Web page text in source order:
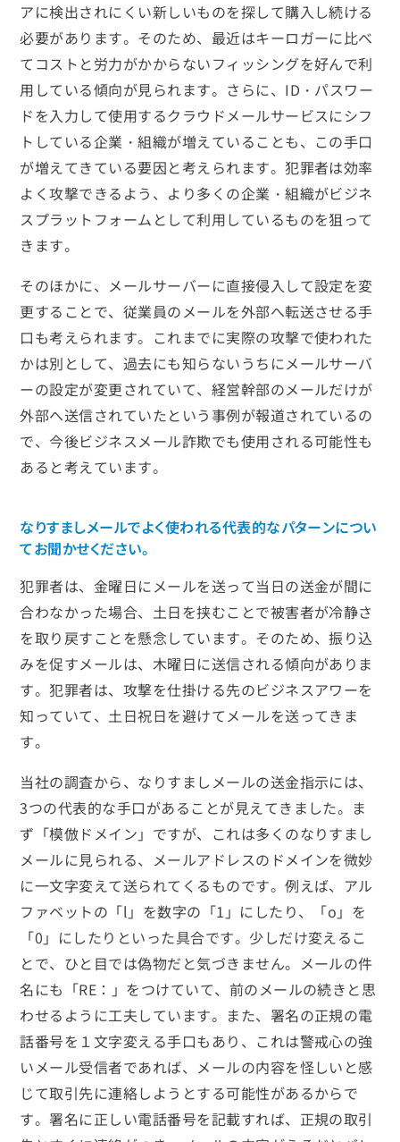
アに検出されにくい新しいものを探して購入し続ける
必要があります。そのため、最近はキーロガーに比べ
てコストと労力がかからないフィッシングを好んで利
用している傾向が見られます。さらに、ID・パスワー
ドを入力して使用するクラウドメールサービスにシフ
トしている企業・組織が増えていることも、この手口
が増えてきている要因と考えられます。犯罪者は効率
よく攻撃できるよう、より多くの企業・組織がビジネ
スプラットフォームとして利用しているものを狙って
きます。
そのほかに、メールサーバーに直接侵入して設定を変
更することで、従業員のメールを外部へ転送させる手
口も考えられます。これまでに実際の攻撃で使われた
かは別として、過去にも知らないうちにメールサーバ
ーの設定が変更されていて、経営幹部のメールだけが
外部へ送信されていたという事例が報道されているの
で、今後ビジネスメール詐欺でも使用される可能性も
あると考えています。
なりすましメールでよく使われる代表的なパターンについ
てお聞かせください。
犯罪者は、金曜日にメールを送って当日の送金が間に
合わなかった場合、土日を挟むことで被害者が冷静さ
を取り戻すことを懸念しています。そのため、振り込
みを促すメールは、木曜日に送信される傾向がありま
す。犯罪者は、攻撃を仕掛ける先のビジネスアワーを
知っていて、土日祝日を避けてメールを送ってきま
す。
当社の調査から、なりすましメールの送金指示には、
3つの代表的な手口があることが見えてきました。ま
ず「模倣ドメイン」ですが、これは多くのなりすまし
メールに見られる、メールアドレスのドメインを微妙
に一文字変えて送られてくるものです。例えば、アル
ファベットの「l」を数字の「1」にしたり、「o」を
「0」にしたりといった具合です。少しだけ変えるこ
とで、ひと目では偽物だと気づきません。メールの件
名にも「RE：」をつけていて、前のメールの続きと思
わせるように工夫しています。また、署名の正規の電
話番号を１文字変える手口もあり、これは警戒心の強
いメール受信者であれば、メールの内容を怪しいと感
じて取引先に連絡しようとする可能性があるからで
す。署名に正しい電話番号を記載すれば、正規の取引